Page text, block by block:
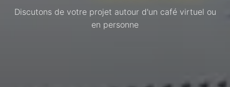
Discutons de votre projet autour d'un café virtuel ou
en personne